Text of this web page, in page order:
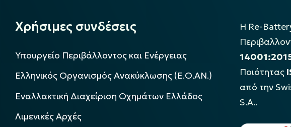
Χρήσιμες συνδέσεις
Υπουργείο Περιβάλλοντος και Ενέργειας
Ελληνικός Οργανισμός Ανακύκλωσης (Ε.Ο.ΑΝ.)
Εναλλακτική Διαχείριση Οχημάτων Ελλάδος
Λιμενικές Αρχές
Η Re-
Ποιότητας
από την
S.A..